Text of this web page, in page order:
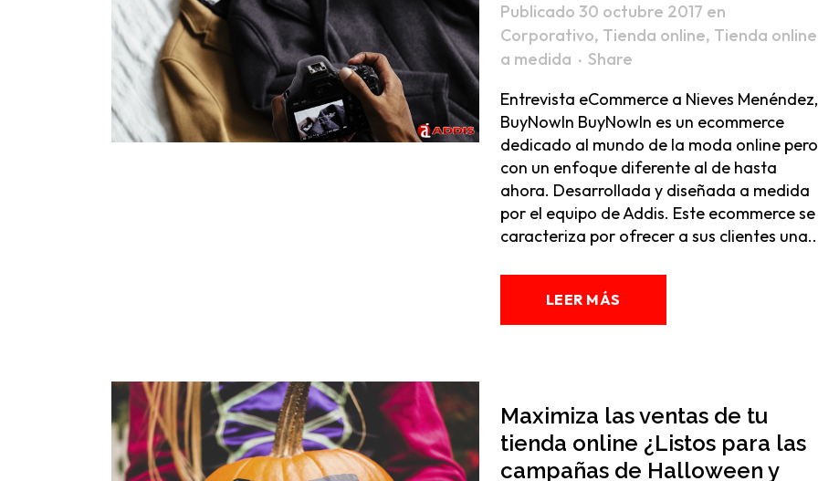
Publicado 30 octubre 2017 en
Corporativo, Tienda online, Tienda online
a medida
Share
Entrevista eCommerce a Nieves Menéndez,
BuyNowIn BuyNowIn es un ecommerce
dedicado al mundo de la moda online pero
con un enfoque diferente al de hasta
ahora. Desarrollada y diseñada a medida
por el equipo de Addis. Este ecommerce se
caracteriza por ofrecer a sus clientes
LEER MÁS
Maximiza las ventas de tu
tienda online ¿Listos para las
campañas de Halloween y